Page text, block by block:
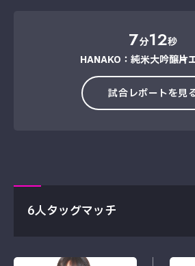
7分12秒
HANAKO：純米大吟醸→片
試合レポートを見
6人タッグマッチ